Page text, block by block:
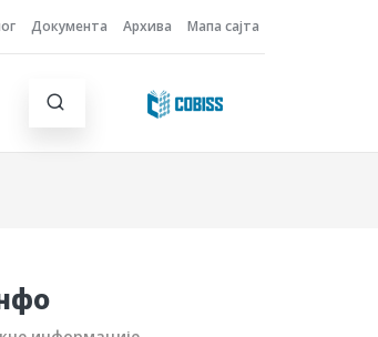
Документа Архива Мапа сајта